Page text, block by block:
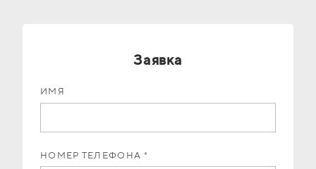
Заявка
ИМЯ
НОМЕР ТЕЛЕФОНА *